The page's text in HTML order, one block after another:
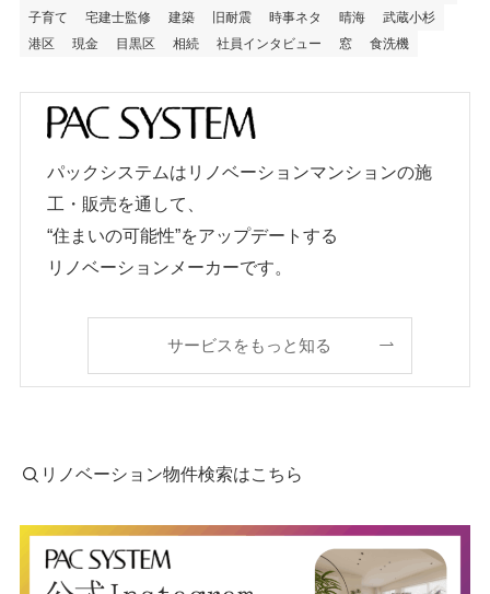
子育て
宅建士監修 建築 旧耐震 時事ネタ 晴海
武蔵小杉
港区
現金 目黒区 相続 社員インタビュー 窓 食洗機
パックシステムはリノベーションマンションの施
工・販売を通して、
“住まいの可能性”をアップデートする
リノベーションメーカーです。
サービスをもっと知る
リノベーション物件検索はこちら